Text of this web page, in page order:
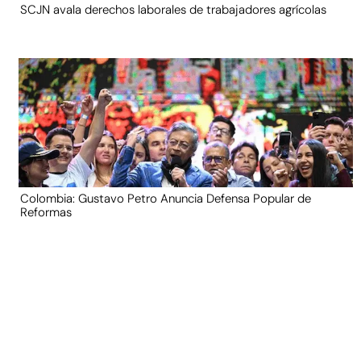
SCJN avala derechos laborales de trabajadores agrícolas
Colombia: Gustavo Petro Anuncia Defensa Popular de
Reformas